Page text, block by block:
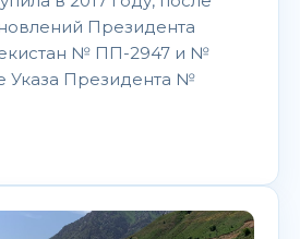
Президента
№ ПП-2947 и №
Указа Президента №